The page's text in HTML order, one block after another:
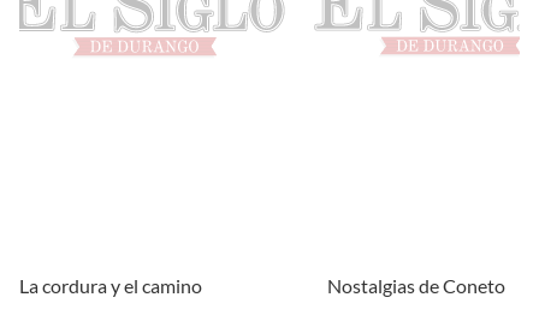
La cordura y el camino Nostalgias de Coneto